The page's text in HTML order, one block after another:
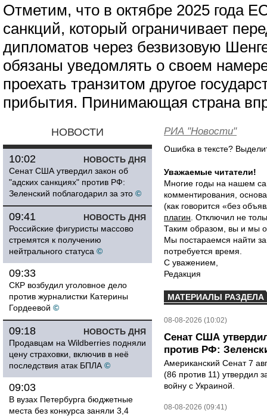
Отметим, что в октябре 2025 года
санкций, который ограничивает
дипломатов через безвизовую
обязаны уведомлять о своем
проехать транзитом другое
прибытия. Принимающая страна
НОВОСТИ
НОВОСТЬ ДНЯ
10:02
Сенат США утвердил закон об
"адских санкциях" против РФ:
Зеленский поблагодарил за это ©
НОВОСТЬ ДНЯ
09:41
Российские фигуристы массово
стремятся к получению
нейтрального статуса ©
09:33
СКР возбудил уголовное дело
против журналистки Катерины
Гордеевой ©
НОВОСТЬ ДНЯ
09:18
Продавцам на Wildberries подняли
цену страховки, включив в неё
последствия атак БПЛА ©
09:03
В вузах Петербурга бюджетные
места без конкурса заняли 3,4
РИА "Новости"
Ошибка в тексте?
Уважаемые читатели!
Многие годы на нашем
комментирования,
(как говорится «без
плагин . Отключил не
Таким образом, вы и мы
Мы постараемся найти
потребуется время.
С уважением,
Редакция
МАТЕРИАЛЫ РАЗДЕЛА
08-08-2026 (10:02)
Сенат США
против РФ:
Американский Сенат 7
(86 против 11) утвердил
войну с Украиной.
08-08-2026 (09:41)